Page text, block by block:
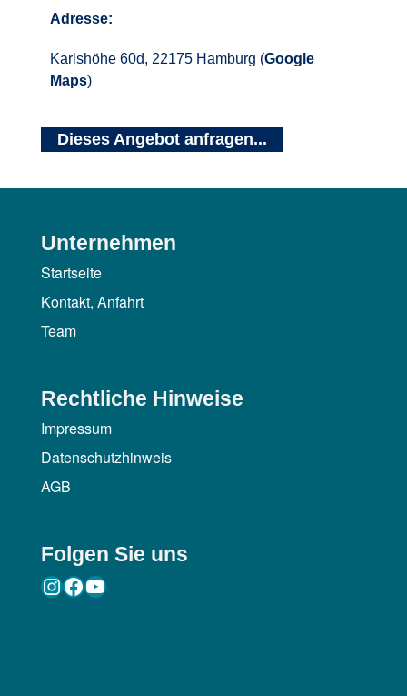
Adresse:
Karlshöhe 60d, 22175 Hamburg (Google
Maps)
Dieses Angebot anfragen...
Unternehmen
Startseite
Kontakt, Anfahrt
Team
Rechtliche Hinweise
Impressum
Datenschutzhinweis
AGB
Folgen Sie uns
Instagram
Facebook
YouTube